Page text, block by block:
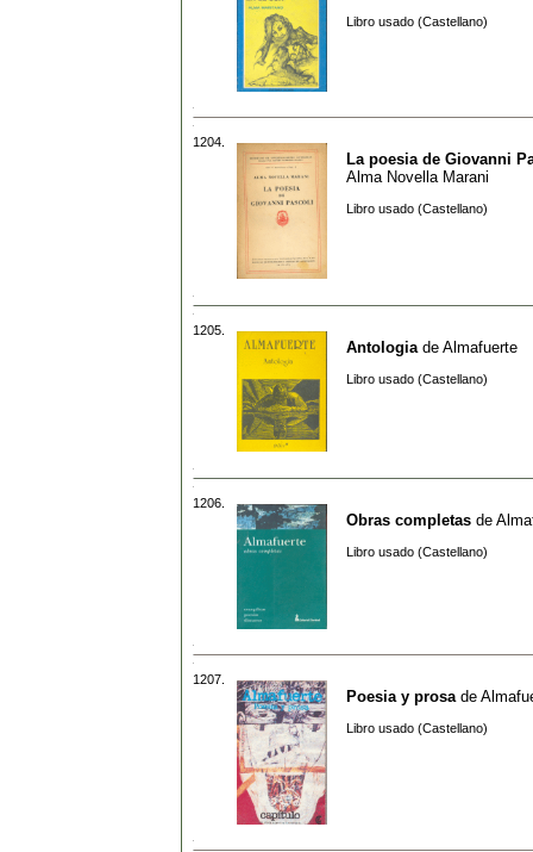
Libro usado (Castellano)
1204.
La poesia de Giovanni
Alma Novella Marani
Libro usado (Castellano)
1205.
Antologia de Almafuerte
Libro usado (Castellano)
1206.
Obras completas de
Libro usado (Castellano)
1207.
Poesia y prosa de
Libro usado (Castellano)